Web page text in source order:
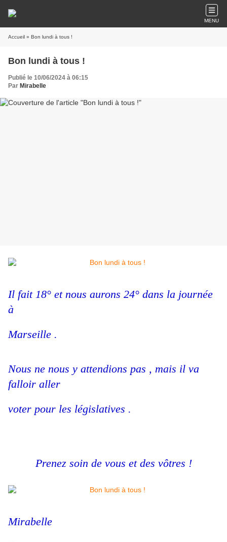
MENU
Accueil » Bon lundi à tous !
Bon lundi à tous !
Publié le 10/06/2024 à 06:15
Par Mirabelle
Il fait 18° et nous aurons 24° dans la journée
à
Marseille .
Nous ne nous y attendions pas , mais il va
falloir aller
voter pour les législatives .
Prenez soin de vous et des vôtres !
Mirabelle